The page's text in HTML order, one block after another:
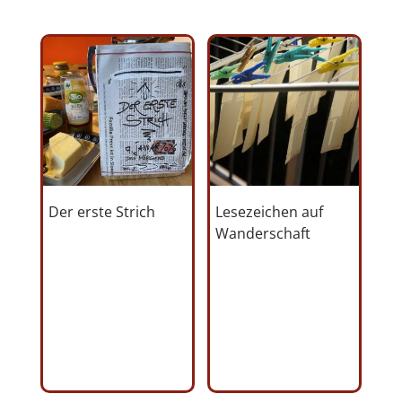
Der erste Strich
Lesezeichen auf
Wanderschaft